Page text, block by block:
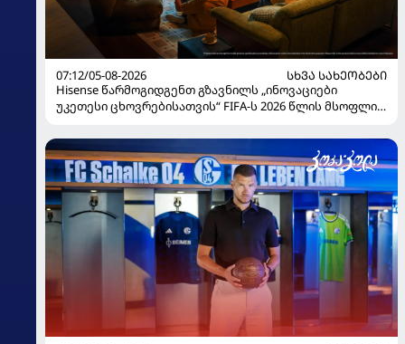
07:12/05-08-2026
ᲡᲮᲕᲐ ᲡᲐᲮᲔᲝᲑᲔᲑᲘ
Hisense წარმოგიდგენთ გზავნილს „ინოვაციები
უკეთესი ცხოვრებისათვის“ FIFA-ს 2026 წლის მსოფლიო